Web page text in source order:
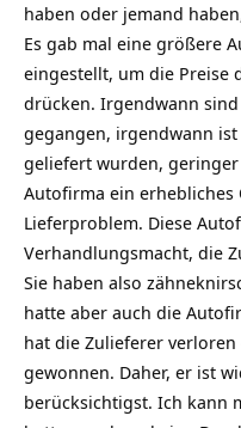
haben oder jemand
Es gab mal eine größere
eingestellt, um die Preise
drücken. Irgendwann
gegangen, irgendwann
geliefert wurden,
Autofirma ein
Lieferproblem. Diese
Verhandlungsmacht, die
Sie haben also
hatte aber auch die
hat die Zulieferer
gewonnen. Daher, er ist
berücksichtigst. Ich kann